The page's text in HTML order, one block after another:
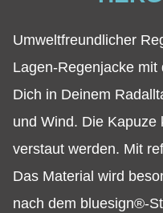
Umweltfreundlicher
Lagen-Regenjacke
Dich in Deinem
und Wind. Die Kapuze
verstaut werden. Mit
Das Material wird
nach dem bluesign®-